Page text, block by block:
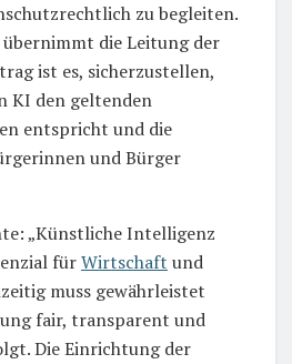
zu begleiten.
übernimmt die Leitung der
ist es, sicherzustellen,
KI den geltenden
entspricht und die
und Bürger
„Künstliche Intelligenz
fürWirtschaft und
muss gewährleistet
fair, transparent und
Die Einrichtung der